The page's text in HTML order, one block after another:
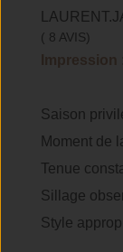
( 8 AVIS)
Impression
Saison
Moment de
Tenue
Sillage
Style